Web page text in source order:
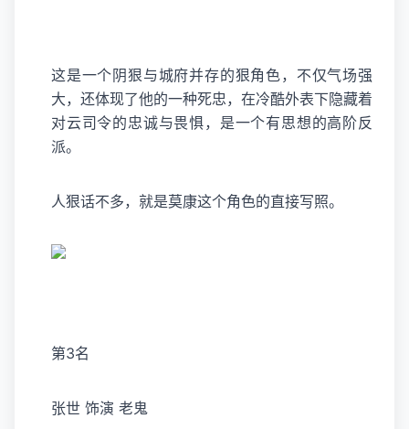
这是一个阴狠与城府并存的狠角色，不仅气场强
大，还体现了他的一种死忠，在冷酷外表下隐藏着
对云司令的忠诚与畏惧，是一个有思想的高阶反
派。
人狠话不多，就是莫康这个角色的直接写照。
第3名
张世 饰演 老鬼